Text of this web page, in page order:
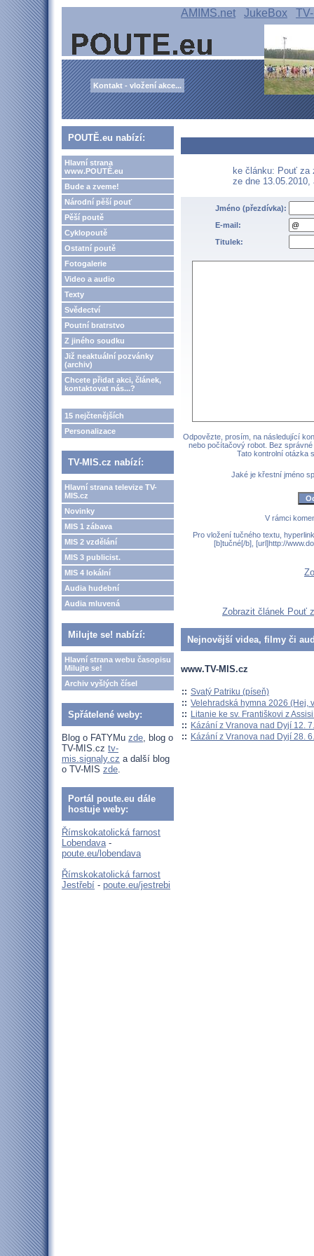
AMIMS.net JukeBox
Kontakt - vložení akce...
POUTĚ.eu nabízí:
Hlavní strana
www.POUTĚ.eu
Bude a zveme!
Národní pěší pouť
Pěší poutě
Cyklopoutě
Ostatní poutě
Fotogalerie
Video a audio
Texty
Svědectví
Poutní bratrstvo
Z jiného soudku
Již neaktuální pozvánky
(archiv)
Chcete přidat akci, článek,
kontaktovat nás...?
15 nejčtenějších
Personalizace
TV-MIS.cz nabízí:
Hlavní strana televize TV-
MIS.cz
Novinky
MIS 1 zábava
MIS 2 vzdělání
MIS 3 publicist.
MIS 4 lokální
Audia hudební
Audia mluvená
Milujte se! nabízí:
Hlavní strana webu časopisu
Milujte se!
Archiv vyšlých čísel
Spřátelené weby:
Blog o FATYMu zde, blog o
TV-MIS.cz tv-
mis.signaly.cz a další blog
o TV-MIS zde.
Portál poute.eu dále
hostuje weby:
Římskokatolická farnost
Lobendava-
poute.eu/lobendava
Římskokatolická farnost
Jestřebí - poute.eu/jestrebi
ke článku: Pouť za
ze dne
Jméno (přezdívka):
E-mail:
Titulek:
Odpovězte, prosím, na následující
nebo počítačový robot. Bez
Tato kontrolní otázka
Jaké je křestní jméno
V rámci
Pro vložení tučného textu,
[b]tučné[/b], [url]http://
Zobrazit článek Pouť
Nejnovější videa, filmy či
www.TV-MIS.cz
:: Svatý Patriku (píseň)
:: Velehradská hymna 2026 (Hej,
:: Litanie ke sv. Františkovi z
:: Kázání z Vranova nad Dyjí 12.
:: Kázání z Vranova nad Dyjí 28.